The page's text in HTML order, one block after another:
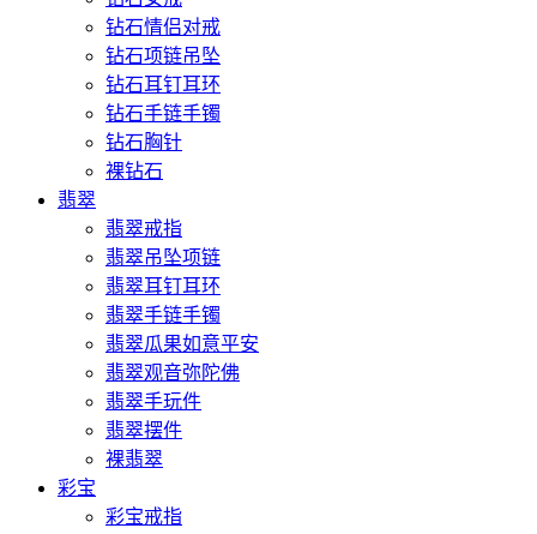
钻石情侣对戒
钻石项链吊坠
钻石耳钉耳环
钻石手链手镯
钻石胸针
裸钻石
翡翠
翡翠戒指
翡翠吊坠项链
翡翠耳钉耳环
翡翠手链手镯
翡翠瓜果如意平安
翡翠观音弥陀佛
翡翠手玩件
翡翠摆件
裸翡翠
彩宝
彩宝戒指